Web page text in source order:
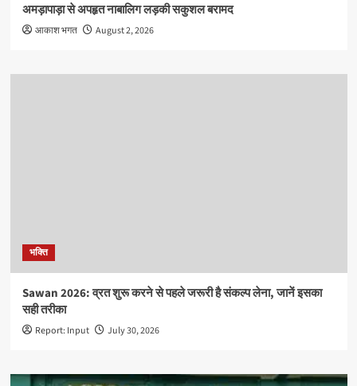
अमड़ापाड़ा से अपहृत नाबालिग लड़की सकुशल बरामद
आकाश भगत August 2, 2026
भक्ति
Sawan 2026: व्रत शुरू करने से पहले जरूरी है संकल्प लेना, जानें इसका
सही तरीका
Report: Input July 30, 2026